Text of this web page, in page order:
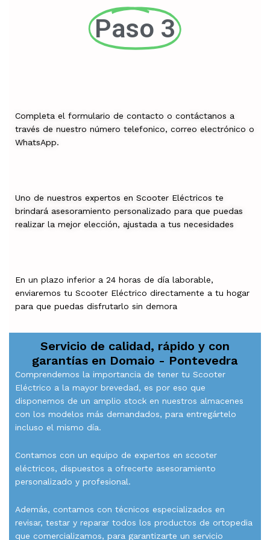
Paso 3
Completa el formulario de contacto o contáctanos a
través de nuestro número telefonico, correo electrónico o
WhatsApp.
Uno de nuestros expertos en Scooter Eléctricos te
brindará asesoramiento personalizado para que puedas
realizar la mejor elección, ajustada a tus necesidades
En un plazo inferior a 24 horas de día laborable,
enviaremos tu Scooter Eléctrico directamente a tu hogar
para que puedas disfrutarlo sin demora
Servicio de calidad, rápido y con
garantías en Domaio - Pontevedra
Comprendemos la importancia de tener tu Scooter
Eléctrico a la mayor brevedad, es por eso que
disponemos de un amplio stock en nuestros almacenes
con los modelos más demandados, para entregártelo
incluso el mismo día.
Contamos con un equipo de expertos en scooter
eléctricos, dispuestos a ofrecerte asesoramiento
personalizado y profesional.
Además, contamos con técnicos especializados en
revisar, testar y reparar todos los productos de ortopedia
que comercializamos, para garantizarte un servicio